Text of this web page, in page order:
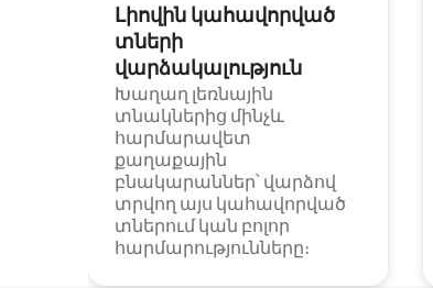
Լիովին կահավորված
տների
վարձակալություն
Խաղաղ լեռնային
տնակներից մինչև
հարմարավետ
քաղաքային
բնակարաններ՝ վարձով
տրվող այս կահավորված
տներում կան բոլոր
հարմարությունները։